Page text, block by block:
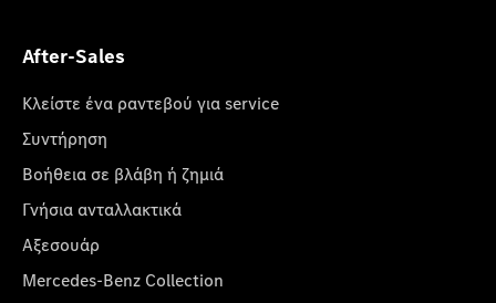
After-Sales
Κλείστε ένα ραντεβού για service
Συντήρηση
Βοήθεια σε βλάβη ή ζημιά
Γνήσια ανταλλακτικά
Αξεσουάρ
Mercedes-Benz Collection